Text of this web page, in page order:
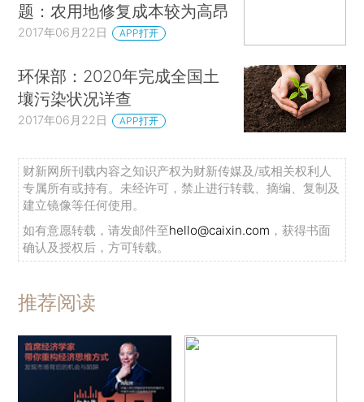
题：农用地修复成本较为高昂
2017年06月22日 APP打开
环保部：2020年完成全国土
壤污染状况详查
2017年06月22日 APP打开
财新网所刊载内容之知识产权为财新传媒及/或相关权利人
专属所有或持有。未经许可，禁止进行转载、摘编、复制及
建立镜像等任何使用。
如有意愿转载，请发邮件至hello@caixin.com ，获得书面
确认及授权后，方可转载。
推荐阅读